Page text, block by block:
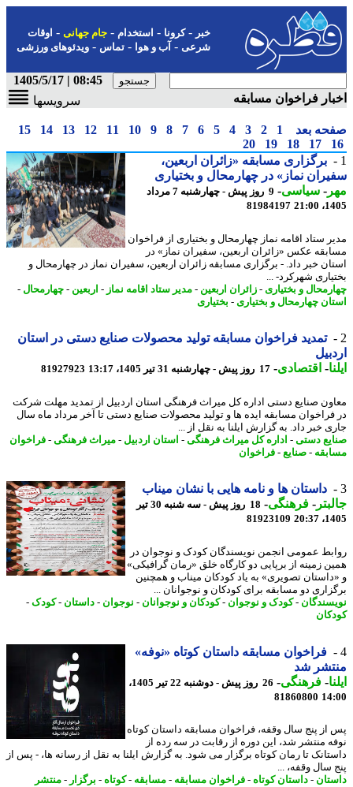
-کرونا-استخدام- جام جهانی-اوقات
شرعی-آب و هوا-تماس-ویدئوهای ورزشی
08:45 | 1405/5/17
فراخوان مسابقه
سرویسها
بعد 1
2
3
4
5
6
7
8
9
10
11
12
13
14
15
17
18
19
20
برگزاری مسابقه «زائران اربعین،
نماز» در چهارمحال و بختیاری
-سیاسی-
9 روز پیش - چهارشنبه 7 مرداد
81984197
ستاد اقامه نماز چهارمحال و بختیاری از فراخوان
عکس «زائران اربعین، سفیران نماز» در
خبر داد. - برگزاری مسابقه زائران اربعین، سفیران نماز در چهارمحال و
شهرکرد- ...
و بختیاری- زائران اربعین -مدیر ستاد اقامه نماز -اربعین -چهارمحال-
چهارمحال و بختیاری- بختیاری
تمدید فراخوان مسابقه تولید محصولات صنایع دستی در استان
-اقتصادی-17 روز پیش - چهارشنبه 31 تیر 1405، 13:17 81927923
صنایع دستی اداره کل میراث فرهنگی استان اردبیل از تمدید مهلت شرکت
مسابقه ایده ها و تولید محصولات صنایع دستی تا آخر مرداد ماه سال
خبر داد. به گزارش ایلنا به نقل از ...
دستی-اداره کل میراث فرهنگی-استان اردبیل -میراث فرهنگی-فراخوان
-صنایع-فراخوان
داستان ها و نامه هایی با نشان میناب
-فرهنگی-
18 روز پیش - سه شنبه 30 تیر
81923109
عمومی انجمن نویسندگان کودک و نوجوان در
زمینه از برپایی دو کارگاه خلق «رمان گرافیکی»
تصویری» به یاد کودکان میناب و همچنین
دو مسابقه برای کودکان و نوجوانان ...
-کودک و نوجوان- کودکان و نوجوانان-نوجوان- داستان-کودک-
فراخوان مسابقه داستان کوتاه «نوفه»
شد
-فرهنگی-
26 روز پیش - دوشنبه 22 تیر 1405،
81860800
پنج سال وقفه، فراخوان مسابقه داستان کوتاه
منتشر شد، این دوره از رقابت در سه رده از
تا رمان کوتاه برگزار می شود. به گزارش ایلنا به نقل از رسانه ها، - پس از
سال وقفه، ...
-داستان کوتاه-فراخوان مسابقه-مسابقه-کوتاه-برگزار - منتشر